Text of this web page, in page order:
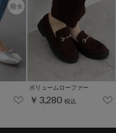
ボリュームローファー
￥3,280 税込